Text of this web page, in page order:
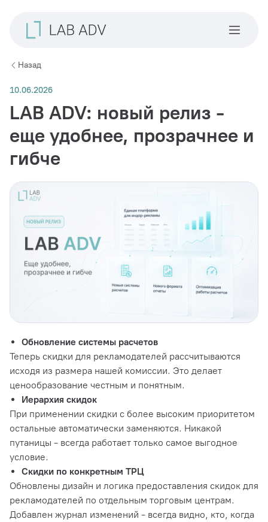
Назад
10.06.2026
LAB ADV: новый релиз -
еще удобнее, прозрачнее и
гибче
Обновление системы расчетов
Теперь скидки для рекламодателей рассчитываются
исходя из размера нашей комиссии. Это делает
ценообразование честным и понятным.
Иерархия скидок
При применении скидки с более высоким приоритетом
остальные автоматически заменяются. Никакой
путаницы - всегда работает только самое выгодное
условие.
Скидки по конкретным ТРЦ
Обновлены дизайн и логика предоставления скидок для
рекламодателей по отдельным торговым центрам.
Добавлен журнал изменений - всегда видно, кто, когда